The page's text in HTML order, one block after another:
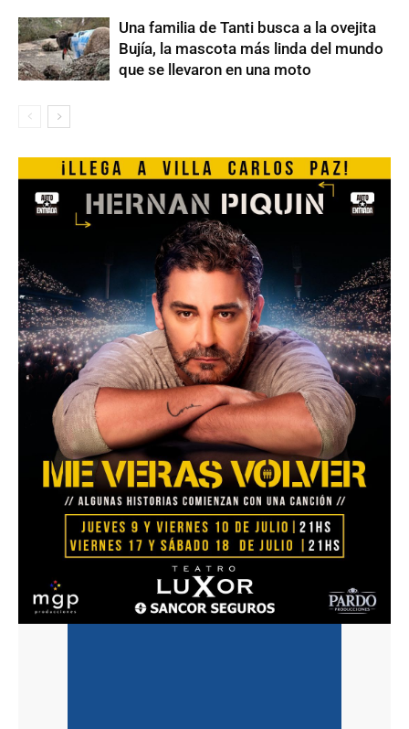
Una familia de Tanti busca a la ovejita
Bujía, la mascota más linda del mundo
que se llevaron en una moto